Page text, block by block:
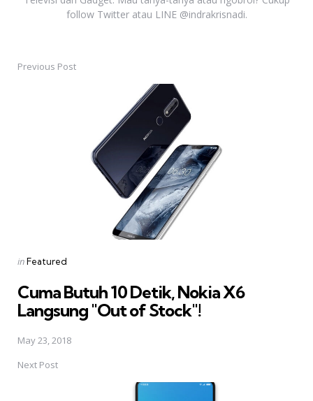
follow Twitter atau LINE @indrakrisnadi.
PostPrevious Post
Posted
inFeatured
Cuma Butuh 10 Detik, Nokia X6
Langsung "Out of Stock"!
May 23, 2018
Next Post